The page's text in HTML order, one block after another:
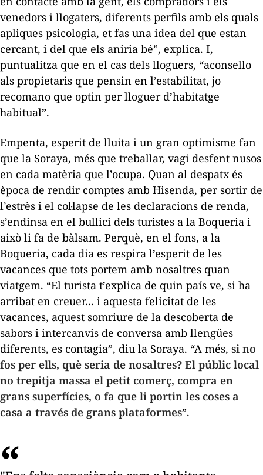
venedors i llogaters, diferents perfils amb els quals
apliques psicologia, et fas una idea del que estan
cercant, i del que els aniria bé”, explica. I,
puntualitza que en el cas dels lloguers, “aconsello
als propietaris que pensin en l’estabilitat, jo
recomano que optin per lloguer d’habitatge
habitual”.
Empenta, esperit de lluita i un gran optimisme fan
que la Soraya, més que treballar, vagi desfent nusos
en cada matèria que l’ocupa. Quan al despatx és
època de rendir comptes amb Hisenda, per sortir de
l’estrès i el col·lapse de les declaracions de renda,
s’endinsa en el bullici dels turistes a la Boqueria i
això li fa de bàlsam. Perquè, en el fons, a la
Boqueria, cada dia es respira l’esperit de les
vacances que tots portem amb nosaltres quan
viatgem. “El turista t’explica de quin país ve, si ha
arribat en creuer... i aquesta felicitat de les
vacances, aquest somriure de la descoberta de
sabors i intercanvis de conversa amb llengües
diferents, es contagia”, diu la Soraya. “A més, si no
fos per ells, què seria de nosaltres? El públic local
no trepitja massa el petit comerç, compra en
grans superfícies, o fa que li portin les coses a
casa a través de grans plataformes”.